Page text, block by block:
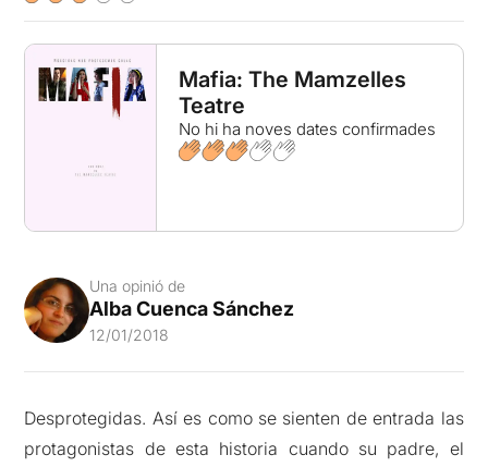
Mafia: The Mamzelles
Teatre
No hi ha noves dates confirmades
Una opinió de
Alba Cuenca Sánchez
12/01/2018
Desprotegidas. Así es como se sienten de entrada las
protagonistas de esta historia cuando su padre, el